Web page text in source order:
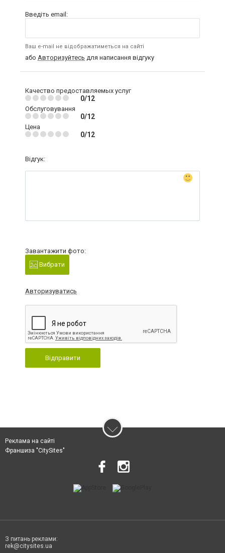
Введіть email:
Ваш e-mail не відображатиметься на сайті
або Авторизуйтесь для написання відгуку
Качество предоставляемых услуг
0/12
Обслуговування
0/12
Цена
0/12
Відгук:
Завантажити фото:
Вибрати
Авторизуватись
Відправити
Реклама на сайті
Франшиза "CitySites"
З питань реклами:
rek@citysites.ua